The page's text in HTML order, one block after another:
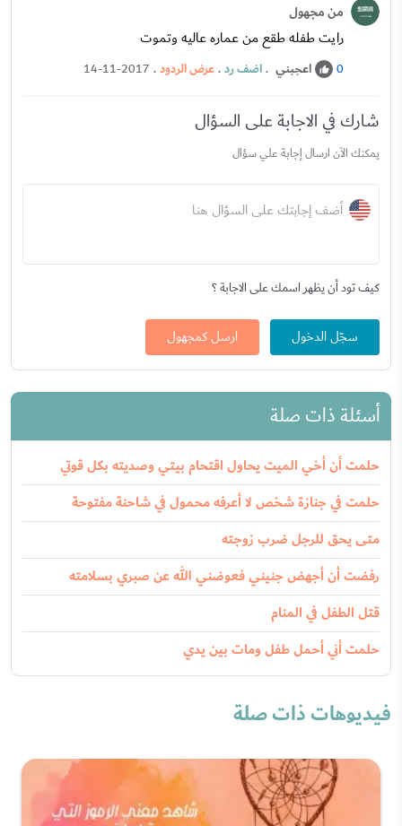
من مجهول
رايت طفله طقع من عماره عاليه وتموت
0 اعجبني .اضف رد.عرض الردود.
14-11-2017
شارك في الاجابة على السؤال
يمكنك الآن ارسال إجابة علي سؤال
أضف إجابتك على السؤال هنا
كيف تود أن يظهر اسمك على الاجابة ؟
سجّل الدخول ارسل كمجهول
أسئلة ذات صلة
حلمت أن أخي الميت يحاول اقتحام بيتي وصديته بكل قوتي
حلمت في جنازة شخص لا أعرفه محمول في شاحنة مفتوحة
متى يحق للرجل ضرب زوجته
رفضت أن أجهض جنيني فعوضني الله عن صبري بسلامته
قتل الطفل في المنام
حلمت أني أحمل طفل ومات بين يدي
فيديوهات ذات صلة